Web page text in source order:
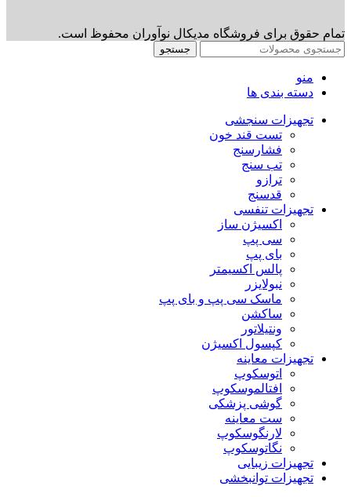
تمام حقوق برای فروشگاه مدیکال نوآوران محفوظ است.
جستجو
منو
دسته بندی ها
تجهیزات سنجشی
تست قند خون
فشارسنج
تب سنج
ترازو
قدسنج
تجهیزات تنفسی
اکسیژن ساز
سی پپ
بای پپ
پالس اکسیمتر
نبولایزر
ماسک سی پپ و بای پپ
ساکشن
ونتیلاتور
کپسول اکسیژن
تجهیزات معاینه
اتوسکوپ
افتالموسکوپ
گوشی پزشکی
ست معاینه
لارنگوسکوپ
نگاتوسکوپ
تجهیزات زیبایی
تجهیزات توانبخشی